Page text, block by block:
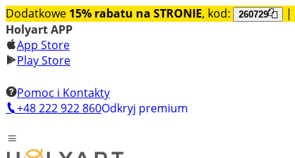
Dodatkowe 15% rabatu na STRONIE, kod: 260729 |
Holyart APP
App Store
Play Store
Pomoc i Kontakty
+48 222 922 860Odkryj premium